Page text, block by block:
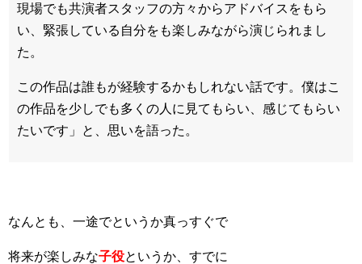
現場でも共演者スタッフの方々からアドバイスをもら
い、緊張している自分をも楽しみながら演じられまし
た。
この作品は誰もが経験するかもしれない話です。僕はこ
の作品を少しでも多くの人に見てもらい、感じてもらい
たいです」と、思いを語った。
なんとも、一途でというか真っすぐで
将来が楽しみな子役というか、すでに